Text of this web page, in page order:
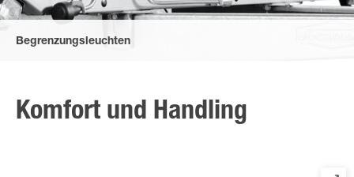
Begrenzungsleuchten
Komfort und Handling